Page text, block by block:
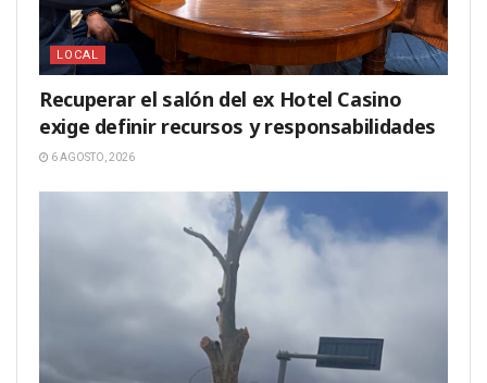
LOCAL
Recuperar el salón del ex Hotel Casino
exige definir recursos y responsabilidades
6 AGOSTO, 2026